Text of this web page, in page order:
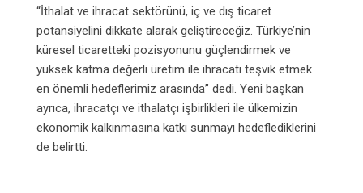
“İthalat ve ihracat sektörünü, iç ve dış ticaret
potansiyelini dikkate alarak geliştireceğiz. Türkiye’nin
küresel ticaretteki pozisyonunu güçlendirmek ve
yüksek katma değerli üretim ile ihracatı teşvik etmek
en önemli hedeflerimiz arasında” dedi. Yeni başkan
ayrıca, ihracatçı ve ithalatçı işbirlikleri ile ülkemizin
ekonomik kalkınmasına katkı sunmayı hedeflediklerini
de belirtti.